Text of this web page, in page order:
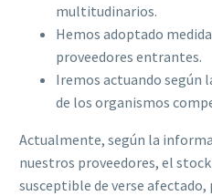
multitudinarios.
Hemos adoptado
proveedores entrantes.
Iremos actuando según
de los organismos
Actualmente, según la
nuestros proveedores, el
susceptible de verse